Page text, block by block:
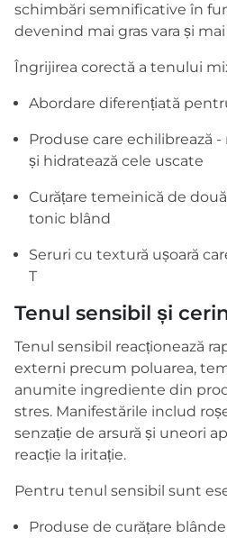
schimbări semnificative în
devenind mai gras vara și
Îngrijirea corectă a tenului
Abordare diferențiată
Produse care echilibrează
și hidratează cele uscate
Curățare temeinică de
tonic blând
Seruri cu textură ușoară
T
Tenul sensibil și
Tenul sensibil reacționează
externi precum poluarea,
anumite ingrediente din
stres. Manifestările includ
senzație de arsură și uneori
reacție la iritație.
Pentru tenul sensibil sunt
Produse de curățare